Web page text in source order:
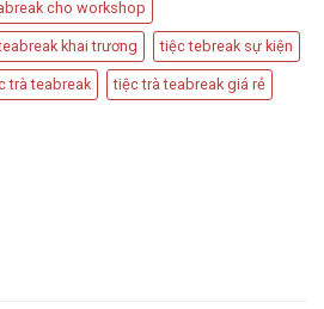
cho workshop
khai trương tiệc tebreak sự kiện
trà teabreak tiệc trà teabreak giá rẻ